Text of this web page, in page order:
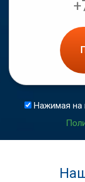
Нажимая на